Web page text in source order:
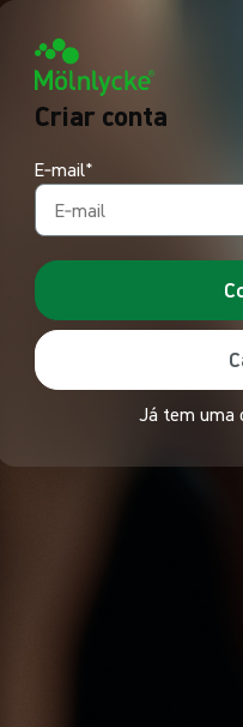
Criar conta
E‑mail*
Já tem uma